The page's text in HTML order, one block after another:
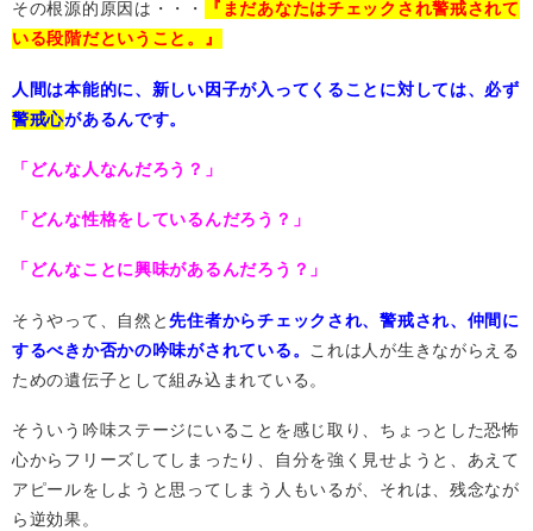
その根源的原因は・・・
『まだあなたはチェックされ警戒されて
いる段階だということ。』
人間は本能的に、新しい因子が入ってくることに対しては、必ず
警戒心があるんです。
「どんな人なんだろう？」
「どんな性格をしているんだろう？」
「どんなことに興味があるんだろう？」
そうやって、自然と先住者からチェックされ、警戒され、仲間に
するべきか否かの吟味がされている。 これは人が生きながらえる
ための遺伝子として組み込まれている。
そういう吟味ステージにいることを感じ取り、ちょっとした恐怖
心からフリーズしてしまったり、自分を強く見せようと、あえて
アピールをしようと思ってしまう人もいるが、それは、残念なが
ら逆効果。